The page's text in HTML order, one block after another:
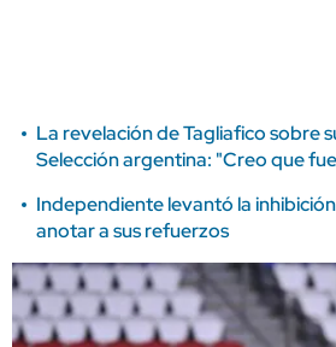
La revelación de Tagliafico sobre
Selección argentina: "Creo que
Independiente levantó la
anotar a sus refuerzos